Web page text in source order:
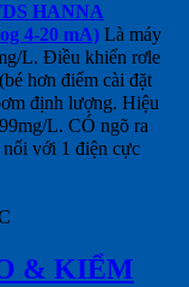
HANNA
4-20 mA) Là máy
L. Điều khiển rơle
hơn điểm cài đặt
định lượng. Hiệu
L. CÓ ngõ ra
với 1 điện cực
& KIỂM